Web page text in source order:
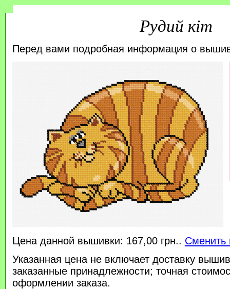
Рудий кіт
Перед вами подробная информация о
Цена данной вышивки: 167,00 грн.. Сменить
Указанная цена не включает доставку
заказанные принадлежности; точная
оформлении заказа.